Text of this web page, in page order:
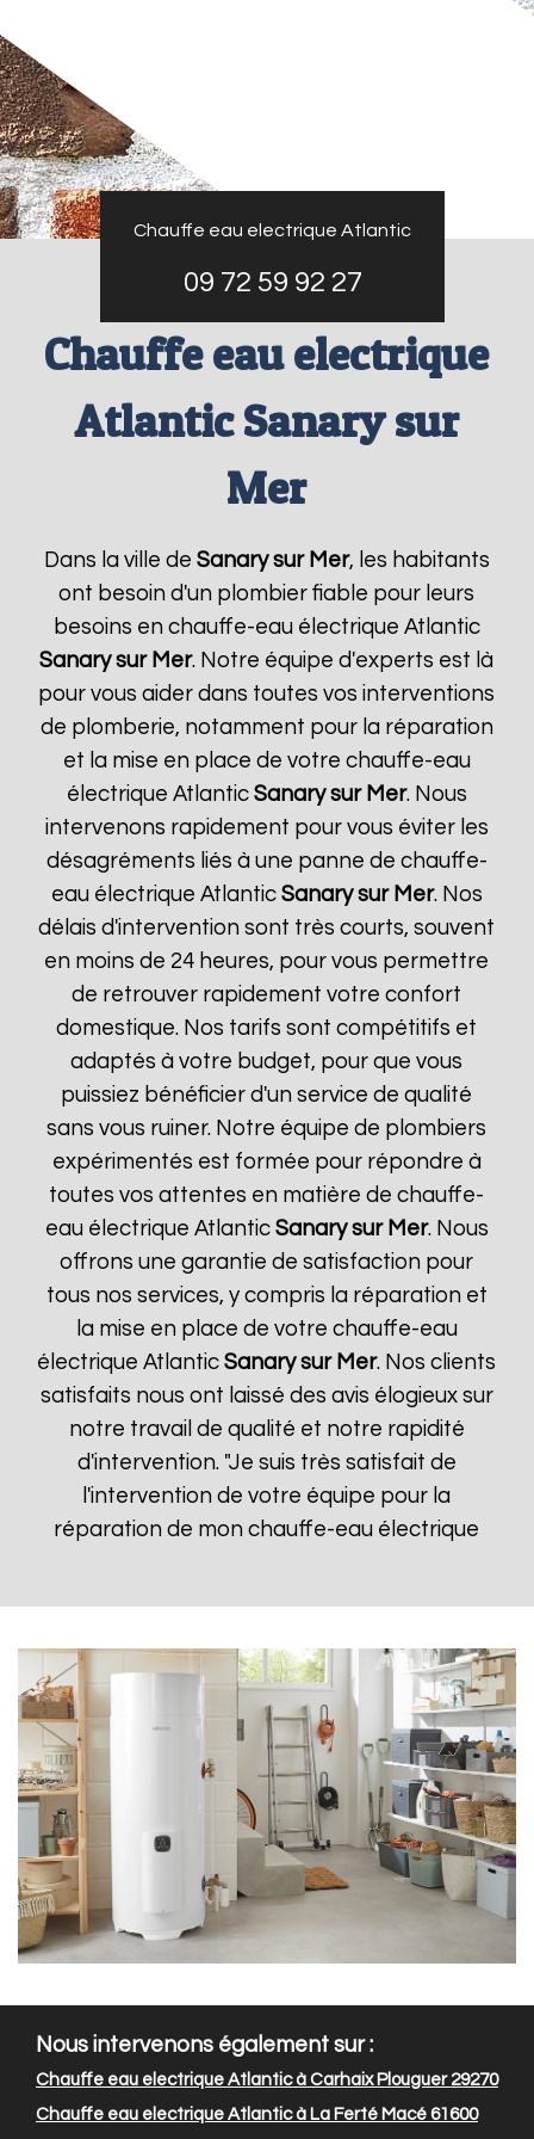
Chauffe eau electrique Atlantic
09 72 59 92 27
Chauffe eau electrique
Atlantic Sanary sur
Mer
Dans la ville de Sanary sur Mer, les habitants
ont besoin d'un plombier fiable pour leurs
besoins en chauffe-eau électrique Atlantic
Sanary sur Mer. Notre équipe d'experts est là
pour vous aider dans toutes vos interventions
de plomberie, notamment pour la réparation
et la mise en place de votre chauffe-eau
électrique Atlantic Sanary sur Mer. Nous
intervenons rapidement pour vous éviter les
désagréments liés à une panne de chauffe-
eau électrique Atlantic Sanary sur Mer. Nos
délais d'intervention sont très courts, souvent
en moins de 24 heures, pour vous permettre
de retrouver rapidement votre confort
domestique. Nos tarifs sont compétitifs et
adaptés à votre budget, pour que vous
puissiez bénéficier d'un service de qualité
sans vous ruiner. Notre équipe de plombiers
expérimentés est formée pour répondre à
toutes vos attentes en matière de chauffe-
eau électrique Atlantic Sanary sur Mer. Nous
offrons une garantie de satisfaction pour
tous nos services, y compris la réparation et
la mise en place de votre chauffe-eau
électrique AtlanticSanary sur Mer. Nos clients
satisfaits nous ont laissé des avis élogieux sur
notre travail de qualité et notre rapidité
d'intervention. "Je suis très satisfait de
l'intervention de votre équipe pour la
réparation de mon chauffe-eau électrique
Nous intervenons également sur :
Chauffe eau electrique Atlantic à Carhaix Plouguer 29270
Chauffe eau electrique Atlantic à La Ferté Macé 61600